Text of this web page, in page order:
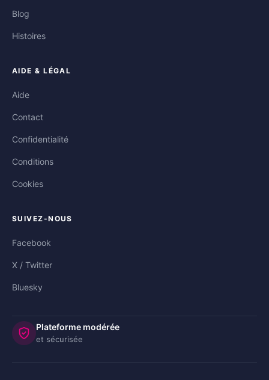
Blog
Histoires
AIDE & LÉGAL
Aide
Contact
Confidentialité
Conditions
Cookies
SUIVEZ-NOUS
Facebook
X / Twitter
Bluesky
Plateforme modérée
et sécurisée